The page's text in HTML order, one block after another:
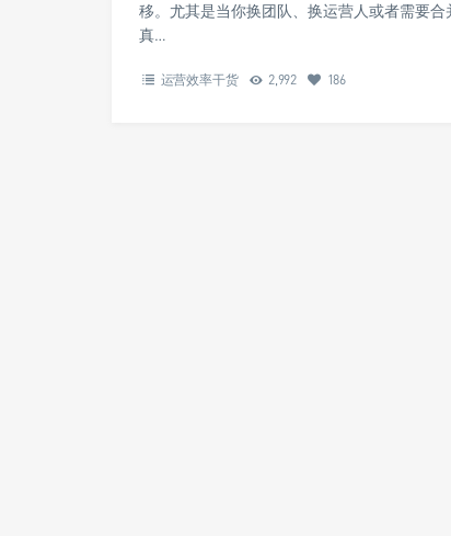
移。尤其是当你换团队、换运营人或者需要
真…
运营效率干货 2,992 186